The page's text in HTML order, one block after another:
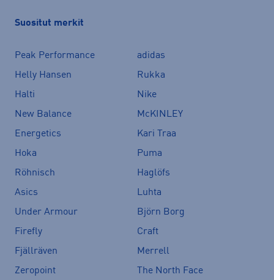
Suositut merkit
Peak Performance
adidas
Helly Hansen
Rukka
Halti
Nike
New Balance
McKINLEY
Energetics
Kari Traa
Hoka
Puma
Röhnisch
Haglöfs
Asics
Luhta
Under Armour
Björn Borg
Firefly
Craft
Fjällräven
Merrell
Zeropoint
The North Face